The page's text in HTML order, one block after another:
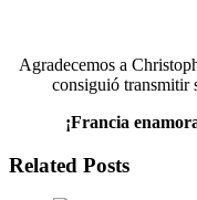
Agradecemos a
consiguió transmitir
¡Francia
Related Posts